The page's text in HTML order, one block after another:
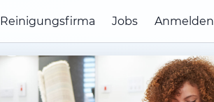
Reinigungsfirma Jobs Anmelden